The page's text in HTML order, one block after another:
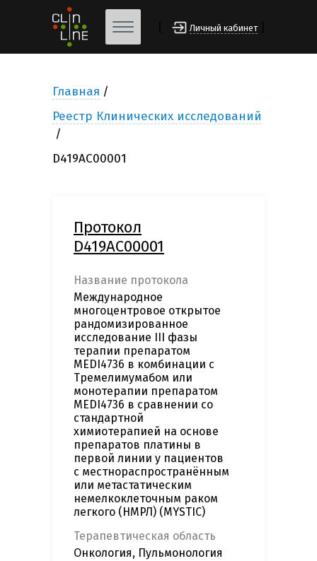
Личный кабинет
Главная
Реестр Клинических исследований
D419AC00001
Протокол
D419AC00001
Название протокола
Международное
многоцентровое открытое
рандомизированное
исследование III фазы
терапии препаратом
MEDI4736 в комбинации с
Тремелимумабом или
монотерапии препаратом
MEDI4736 в сравнении со
стандартной
химиотерапией на основе
препаратов платины в
первой линии у пациентов
с местнораспространённым
или метастатическим
немелкоклеточным раком
легкого (НМРЛ) (MYSTIC)
Терапевтическая область
Онкология, Пульмонология